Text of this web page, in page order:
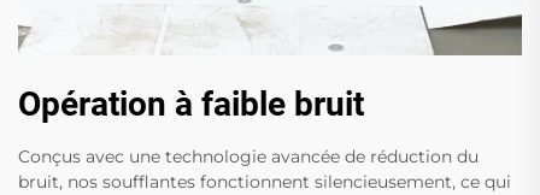
Opération à faible bruit
Conçus avec une technologie avancée de réduction du
bruit, nos soufflantes fonctionnent silencieusement, ce qui